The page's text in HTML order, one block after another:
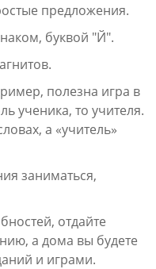
предложения.
буквой "Й".
полезна игра в
ученика, то учителя.
а «учитель»
заниматься,
отдайте
а дома вы будете
и играми.